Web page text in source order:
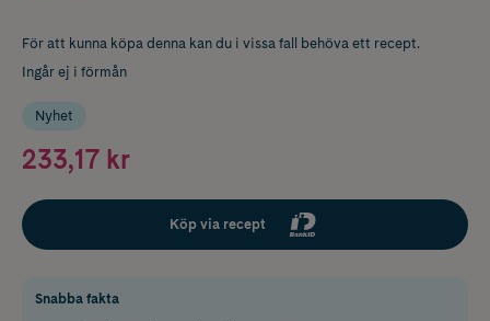
För att kunna köpa denna kan du i vissa fall behöva ett recept.
Ingår ej i förmån
Nyhet
233,17 kr
Köp via recept
Snabba fakta